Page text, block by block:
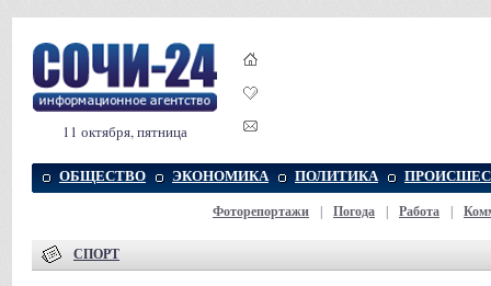
11 октября, пятница
ОБЩЕСТВО ЭКОНОМИКА ПОЛИТИКА
Фоторепортажи Погода Работа
СПОРТ